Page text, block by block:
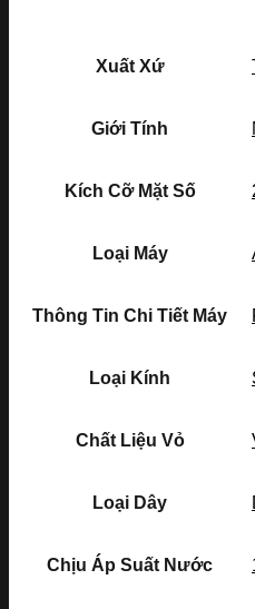
Xuất Xứ
Giới Tính
Kích Cỡ Mặt Số
Loại Máy
Thông Tin Chi Tiết Máy
Loại Kính
Chất Liệu Vỏ
Loại Dây
Chịu Áp Suất Nước